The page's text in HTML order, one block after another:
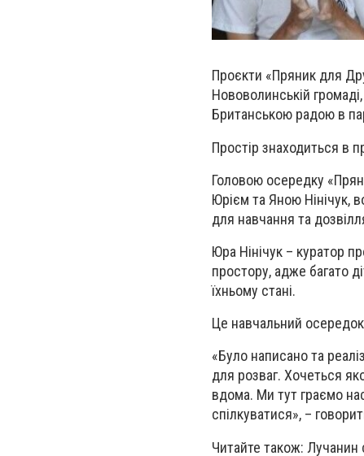
Проєкти «Пряник для
Нововолинській
Британською радою в
Простір знаходиться в
Головою осередку
Юрієм та Яною Нінічук,
для навчання та
Юра Нінічук – куратор
простору, адже багато
їхньому стані.
Це навчальний осередок
«Було написано та
для розваг. Хочеться
вдома. Ми тут граємо
спілкуватися», –
Читайте також: